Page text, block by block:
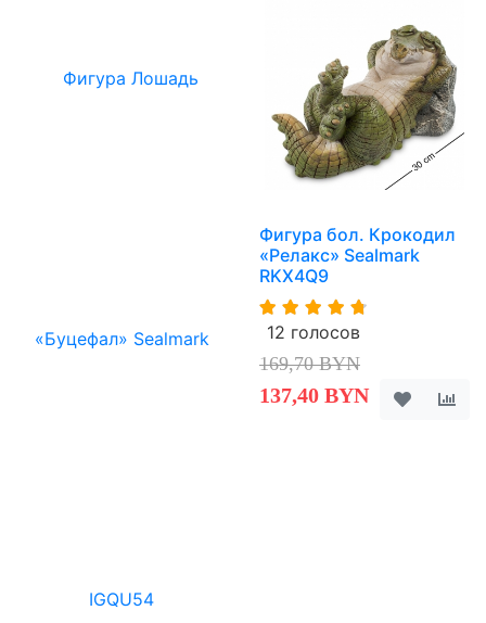
Фигура бол. Крокодил
«Релакс» Sealmark
RKX4Q9
12 голосов
169,70 BYN
137,40 BYN